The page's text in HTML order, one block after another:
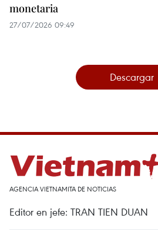
monetaria
27/07/2026 09:49
Descargar
AGENCIA VIETNAMITA DE NOTICIAS
Editor en jefe: TRAN TIEN DUAN